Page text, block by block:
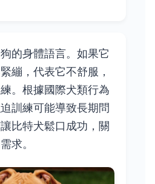
的身體語言。如果它
繃，代表它不舒服，
。根據國際犬類行為
訓練可能導致長期問
比特犬鬆口成功，關
求。